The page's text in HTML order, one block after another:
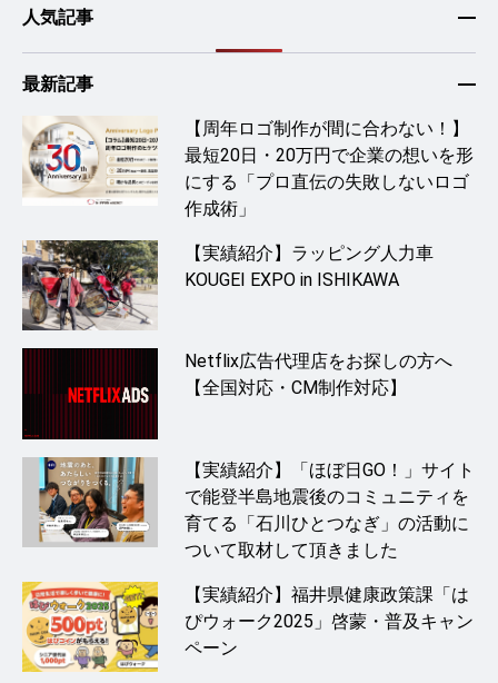
人気記事
最新記事
【周年ロゴ制作が間に合わない！】
最短20日・20万円で企業の想いを形
にする「プロ直伝の失敗しないロゴ
作成術」
【実績紹介】ラッピング人力車
KOUGEI EXPO in ISHIKAWA
Netflix広告代理店をお探しの方へ
【全国対応・CM制作対応】
【実績紹介】「ほぼ日GO！」サイト
で能登半島地震後のコミュニティを
育てる「石川ひとつなぎ」の活動に
ついて取材して頂きました
【実績紹介】福井県健康政策課「は
ぴウォーク2025」啓蒙・普及キャン
ペーン